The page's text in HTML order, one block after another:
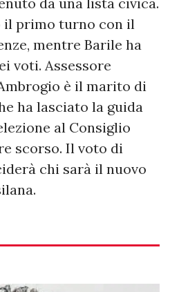
il primo turno con il
mentre Barile ha
voti. Assessore
è il marito di
ha lasciato la guida
al Consiglio
scorso. Il voto di
chi sarà il nuovo